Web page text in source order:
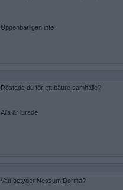
Uppenbarligen inte
Röstade du för ett bättre samhälle?
Alla är lurade
Vad betyder Nessum Dorma?